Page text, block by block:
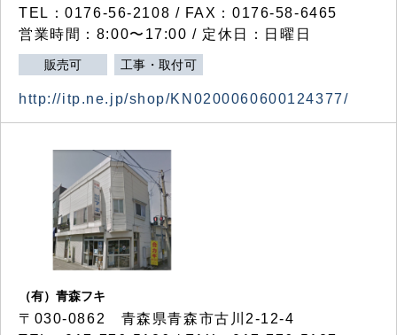
TEL：0176-56-2108 / FAX：0176-58-6465
営業時間：8:00〜17:00 / 定休日：日曜日
販売可 工事・取付可
http://itp.ne.jp/shop/KN0200060600124377/
（有）青森フキ
〒030-0862 青森県青森市古川2-12-4